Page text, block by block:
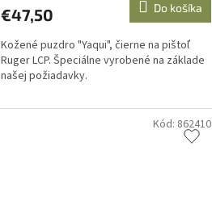
€47,50 Do košíka
Kožené puzdro "Yaqui", čierne na pištoľ
Ruger LCP. Špeciálne vyrobené na základe
našej požiadavky.
Kód: 862410